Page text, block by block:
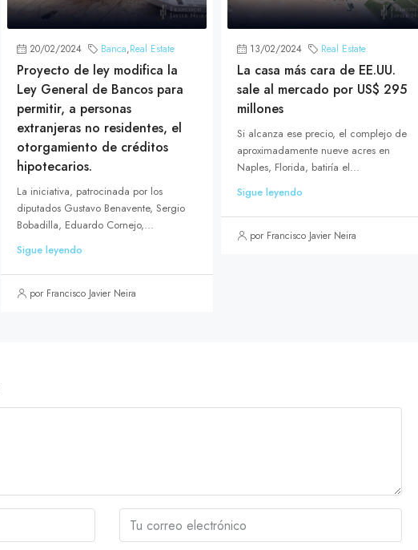
20/02/2024 Banca,Real Estate
Proyecto de ley modifica la
Ley General de Bancos para
permitir, a personas
extranjeras no residentes, el
otorgamiento de créditos
hipotecarios.
La iniciativa, patrocinada por los
diputados Gustavo Benavente, Sergio
Bobadilla, Eduardo Cornejo,...
Sigue leyendo
por Francisco Javier Neira
13/02/2024 Real Estate
La casa más cara de EE.UU.
sale al mercado por US$ 295
millones
Si alcanza ese precio, el complejo de
aproximadamente nueve acres en
Naples, Florida, batiría el...
Sigue leyendo
por Francisco Javier Neira